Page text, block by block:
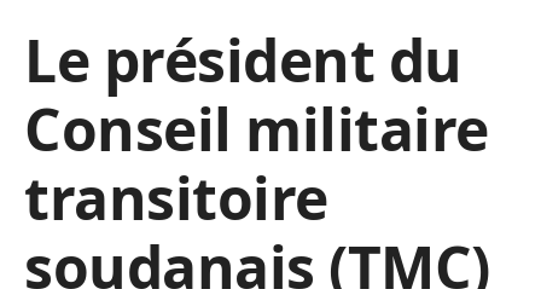
Le président du
Conseil militaire
transitoire
soudanais (TMC)